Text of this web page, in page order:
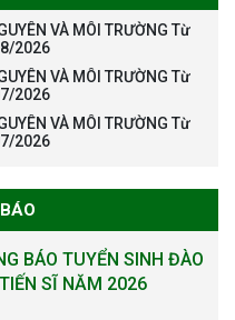
VÀ MÔI TRƯỜNG Từ
2026
VÀ MÔI TRƯỜNG Từ
2026
VÀ MÔI TRƯỜNG Từ
2026
BÁO TUYỂN SINH ĐÀO
SĨ NĂM 2026